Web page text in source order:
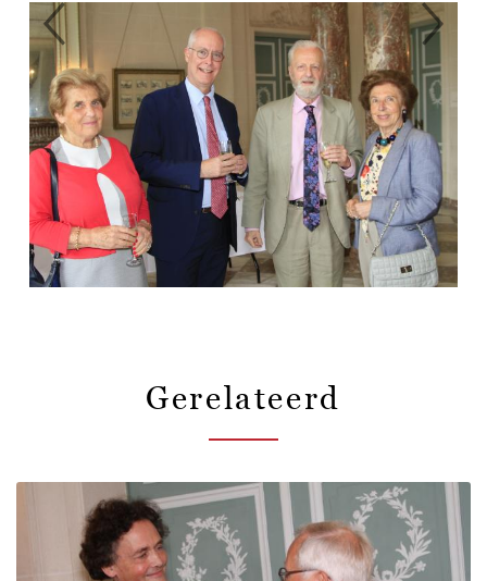
Previous Next
Gerelateerd